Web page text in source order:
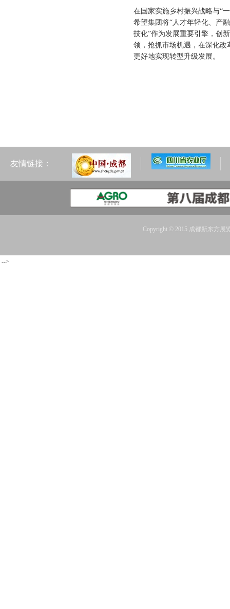
在国家实施乡村振兴战略与“
希望集团将“人才年轻化、产
技化”作为发展重要引擎，创
领，抢抓市场机遇，在深化
更好地实现转型升级发展。
友情链接：
Copyright © 2015 成都新东方展
-->